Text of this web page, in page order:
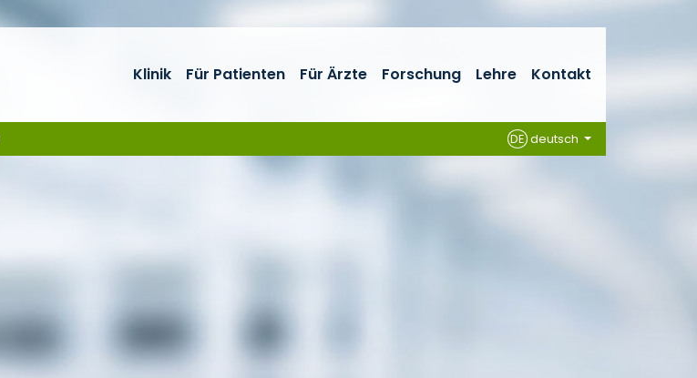
Klinik Für Patienten Für Ärzte Forschung Lehre Kontakt
DEdeutsch